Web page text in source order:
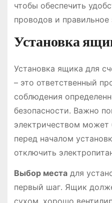
чтобы обеспечить
проводов и правильное
Установка
Установка ящика для
– это ответственный
соблюдения
безопасности․ Важно
электричеством может
перед началом
отключить
Выбор местадля
первый шаг․ Ящик
сухом, хорошо